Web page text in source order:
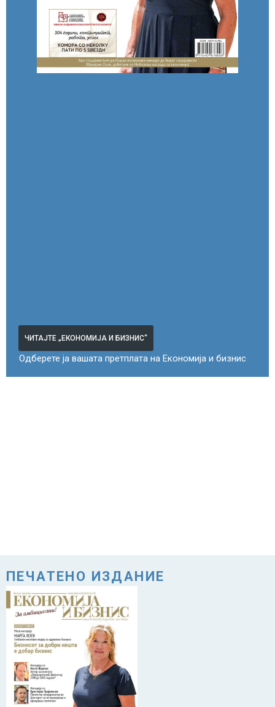
ЧИТАЈТЕ „ЕКОНОМИЈА И БИЗНИС“
Одберете ја вашата претплата на Економија и бизнис
ПЕЧАТЕНО ИЗДАНИЕ